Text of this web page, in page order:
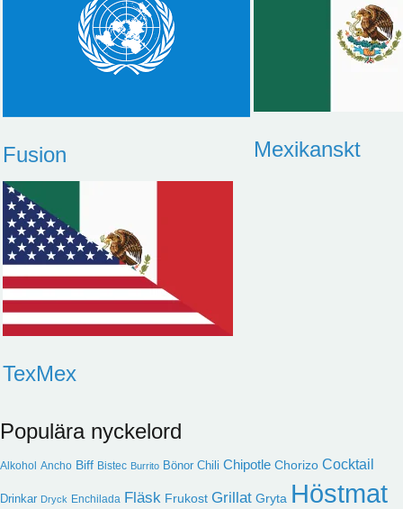
Fusion Mexikanskt
TexMex
Populära nyckelord
Alkohol Ancho Biff Bistec Burrito Bönor Chili Chipotle Chorizo Cocktail
Drinkar Dryck Enchilada Fläsk Frukost Grillat Gryta Höstmat